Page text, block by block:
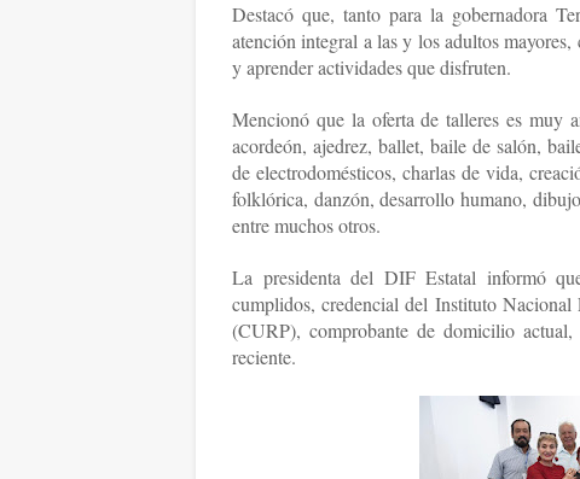
Destacó que, tanto para la gobernadora
atención integral a las y los adultos
y aprender actividades que disfruten.
Mencionó que la oferta de talleres es muy
acordeón, ajedrez, ballet, baile de salón,
de electrodomésticos, charlas de vida,
folklórica, danzón, desarrollo humano,
entre muchos otros.
La presidenta del DIF Estatal informó
cumplidos, credencial del Instituto
(CURP), comprobante de domicilio
reciente.